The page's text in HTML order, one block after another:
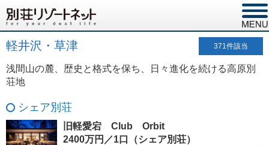
軽井沢・草津 371件該当
浅間山の麓、歴史と格式を保ち、日々進化を続ける高原別
荘地
シェア別荘
旧軽愛宕 Club Orbit
2400万円／1口（シェア別荘）